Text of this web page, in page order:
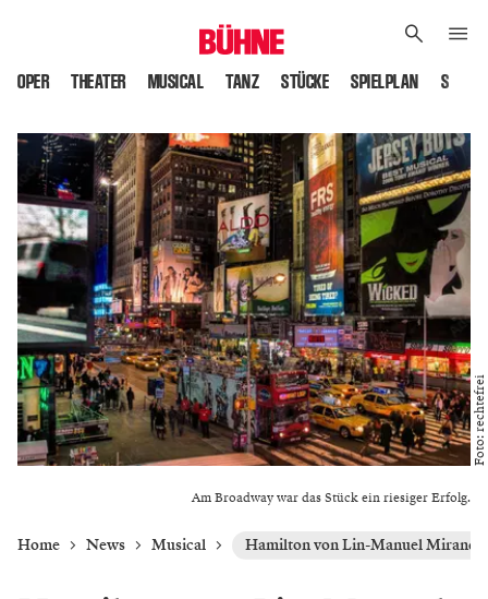
OPER THEATER MUSICAL TANZ STÜCKE SPIELPLAN
Am Broadway war das Stück ein riesiger Erfolg.
Foto: rechtefrei
Home News Musical Hamilton von Lin-Manuel Miranda